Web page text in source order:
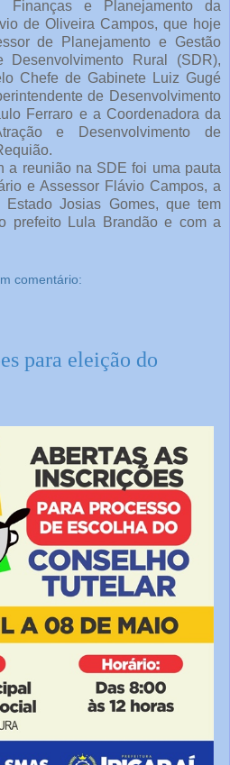
Finanças e Planejamento da
de Oliveira Campos, que hoje
de Planejamento e Gestão
Desenvolvimento Rural (SDR),
Chefe de Gabinete Luiz Gugé
de Desenvolvimento
Ferraro e a Coordenadora da
e Desenvolvimento de
a reunião na SDE foi uma pauta
e Assessor Flávio Campos, a
Josias Gomes, que tem
prefeito Lula Brandão e com a
comentário:
para eleição do